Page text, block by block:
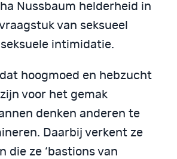
Nussbaum helderheid in
van seksueel
intimidatie.
hoogmoed en hebzucht
voor het gemak
denken anderen te
Daarbij verkent ze
die ze ‘bastions van